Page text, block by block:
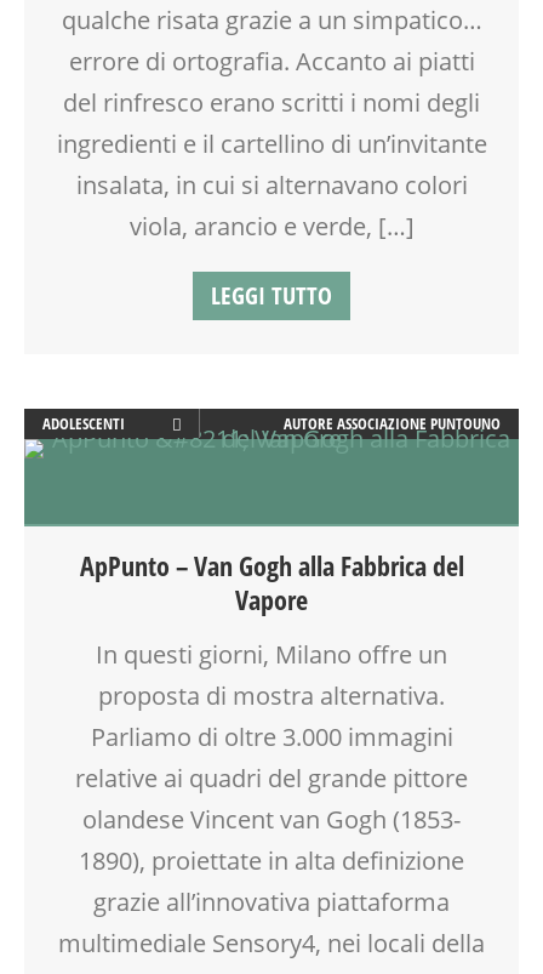
qualche risata grazie a un simpatico…
errore di ortografia. Accanto ai piatti
del rinfresco erano scritti i nomi degli
ingredienti e il cartellino di un’invitante
insalata, in cui si alternavano colori
viola, arancio e verde, […]
LEGGI TUTTO
ADOLESCENTI
ADULTI
FABBRICA DEL VAPORE
GENITORI
INSEGNANTI
MOSTRE
NONNI
PITTURA
SENSORY4
SOCIALIZZAZIONE
AUTORE ASSOCIAZIONE PUNTOUNO
ApPunto – Van Gogh alla Fabbrica del
Vapore
In questi giorni, Milano offre un
proposta di mostra alternativa.
Parliamo di oltre 3.000 immagini
relative ai quadri del grande pittore
olandese Vincent van Gogh (1853-
1890), proiettate in alta definizione
grazie all’innovativa piattaforma
multimediale Sensory4, nei locali della